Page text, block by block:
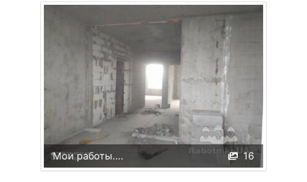
16
Мои работы....